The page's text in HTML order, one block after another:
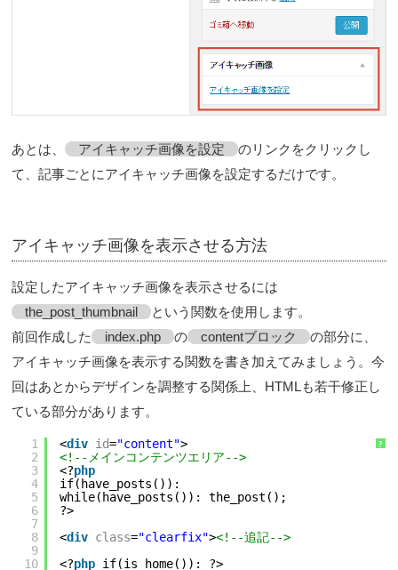
あとは、 アイキャッチ画像を設定
のリンクをクリックし
て、記事ごとにアイキャッチ画像を設定するだけです。
アイキャッチ画像を表示させる方法
設定したアイキャッチ画像を表示させるには
the_post_thumbnail
という関数を使用します。
前回作成した
index.php の contentブロック
の部分に、
アイキャッチ画像を表示する関数を書き加えてみましょう。今
回はあとからデザインを調整する関係上、HTMLも若干修正し
ている部分があります。
?
1
2
3
4
5
6
7
8
9
10
<div id="content">
<!--メインコンテンツエリア-->
<?php
if(have_posts()):
while(have_posts()): the_post();
?>
<div class="clearfix"><!--追記-->
<?php if(is_home()): ?>